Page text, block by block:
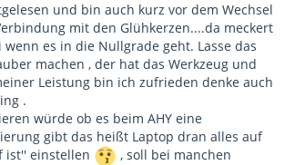
und bin auch kurz vor dem Wechsel
mit den Glühkerzen....da meckert
es in die Nullgrade geht. Lasse das
machen , der hat das Werkzeug und
Leistung bin ich zufrieden denke auch
.
würde ob es beim AHY eine
gibt das heißt Laptop dran alles auf
ist'' einstellen
, soll bei manchen